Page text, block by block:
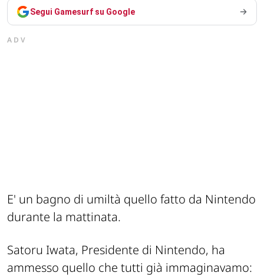
Segui Gamesurf su Google
ADV
E' un bagno di umiltà quello fatto da Nintendo
durante la mattinata.
Satoru Iwata, Presidente di Nintendo, ha
ammesso quello che tutti già immaginavamo: